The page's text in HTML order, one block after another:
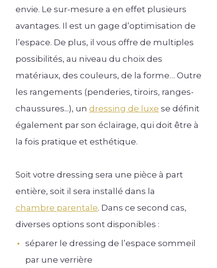
Les univers Raison Home
Découvrez l'univers de l'aménagement
d'intérieur
Conseil
Quel meilleur plan de travail choisir pour
sa cuisine ? Le comparatif de tous les
Lire l'article +
envie. Le sur-mesure a en effet plusieurs
avantages. Il est un gage d’optimisation de
l’espace. De plus, il vous offre de multiples
possibilités, au niveau du choix des
matériaux, des couleurs, de la forme… Outre
les rangements (penderies, tiroirs, ranges-
chaussures...), un dressing de luxe se définit
également par son éclairage, qui doit être à
la fois pratique et esthétique.
Soit votre dressing sera une pièce à part
entière, soit il sera installé dans la
chambre parentale. Dans ce second cas,
diverses options sont disponibles :
séparer le dressing de l’espace sommeil
par une verrière